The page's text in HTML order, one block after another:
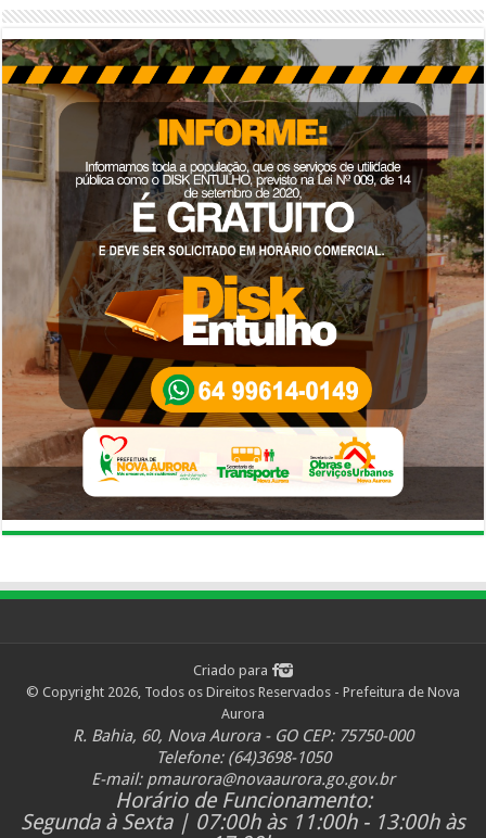
Criado para
© Copyright 2026, Todos os Direitos Reservados - Prefeitura de Nova
Aurora
R. Bahia, 60, Nova Aurora - GO CEP: 75750-000
Telefone: (64)3698-1050
E-mail: pmaurora@novaaurora.go.gov.br
Horário de Funcionamento:
Segunda à Sexta | 07:00h às 11:00h - 13:00h às